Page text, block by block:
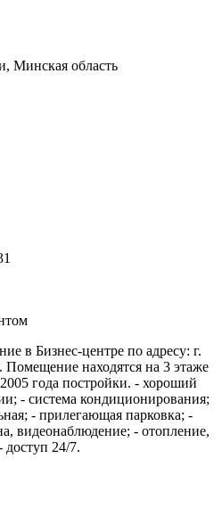
Минская область
в Бизнес-центре по адресу: г.
находятся на 3 этаже
года постройки. - хороший
- система кондиционирования;
- прилегающая парковка; -
видеонаблюдение; - отопление,
доступ 24/7.